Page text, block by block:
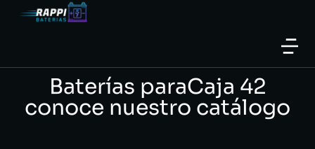
Baterías paraCaja 42
conoce nuestro catálogo